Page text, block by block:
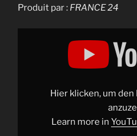
Produit par : FRANCE 24
Display
Hier klicken, um den
Learn more in